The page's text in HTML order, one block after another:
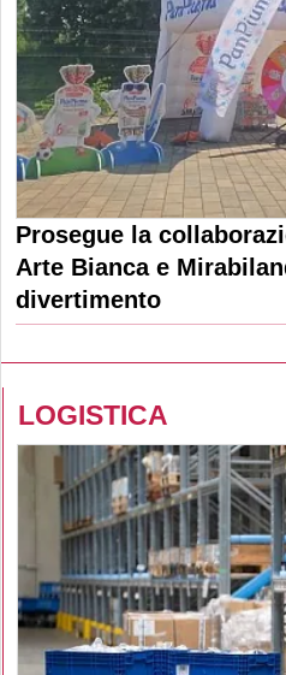
Prosegue la
Arte Bianca e
divertimento
LOGISTICA